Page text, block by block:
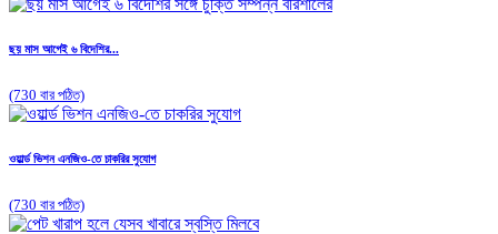
ছয় মাস আগেই ৬ বিদেশির...
(730 বার পঠিত)
ওয়ার্ল্ড ভিশন এনজিও-তে চাকরির সুযোগ
(730 বার পঠিত)